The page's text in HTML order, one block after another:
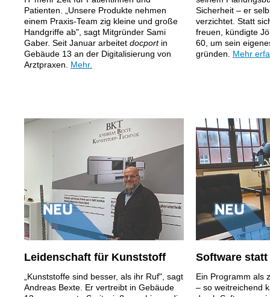
Patienten. „Unsere Produkte nehmen
einem Praxis-Team zig kleine und große
Handgriffe ab", sagt Mitgründer Sami
Gaber. Seit Januar arbeitet docport in
Gebäude 13 an der Digitalisierung von
Arztpraxen.
Mehr.
Sicherheit – er
verzichtet. Statt
freuen, kündigte
60, um sein
gründen. Mehr
Leidenschaft für Kunststoff
„Kunststoffe sind besser, als ihr Ruf", sagt
Andreas Bexte. Er vertreibt in Gebäude
Software statt
Ein Programm als
– so weitreichend